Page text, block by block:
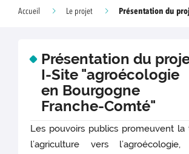
Accueil Le projet Présentation du
Présentation du
I-Site "agroécologie
en Bourgogne
Franche-Comté"
Les pouvoirs publics promeuvent la
l’agriculture vers